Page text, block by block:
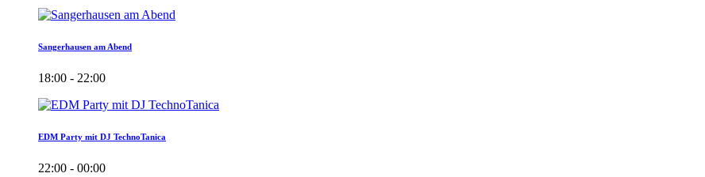
Sangerhausen am Abend
18:00 - 22:00
EDM Party mit DJ TechnoTanica
22:00 - 00:00